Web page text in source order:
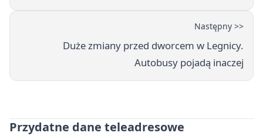
Następny >>
Duże zmiany przed dworcem w Legnicy.
Autobusy pojadą inaczej
Przydatne dane teleadresowe